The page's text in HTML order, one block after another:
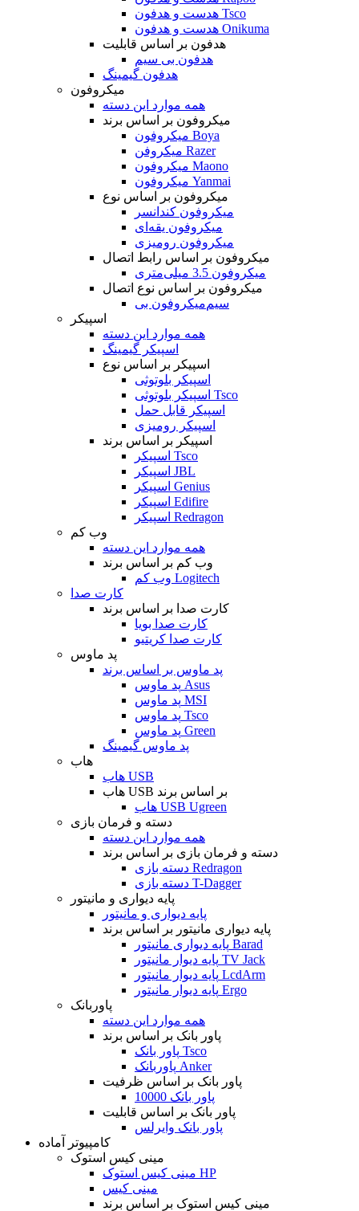
هدست و هدفون Tsco
هدست و هدفون Onikuma
هدفون بر اساس قابلیت
هدفون بی سیم
هدفون گیمینگ
میکروفون
همه موارد این دسته
میکروفون بر اساس برند
میکروفون Boya
میکروفن Razer
میکروفون Maono
میکروفون Yanmai
میکروفون بر اساس نوع
میکروفون کندانسر
میکروفون یقه‌ای
میکروفون رومیزی
میکروفون بر اساس رابط اتصال
میکروفون 3.5 میلی‌متری
میکروفون بر اساس نوع اتصال
میکروفون بی‌‎سیم
اسپیکر
همه موارد این دسته
اسپیکر گیمینگ
اسپیکر بر اساس نوع
اسپیکر بلوتوثی
اسپیکر بلوتوثی Tsco
اسپیکر قابل حمل
اسپیکر رومیزی
اسپیکر بر اساس برند
اسپیکر Tsco
اسپیکر JBL
اسپیکر Genius
اسپیکر Edifire
اسپیکر Redragon
وب کم
همه موارد این دسته
وب کم بر اساس برند
وب کم Logitech
کارت صدا
کارت صدا بر اساس برند
کارت صدا بویا
کارت صدا کریتیو
پد ماوس
پد ماوس بر اساس برند
پد ماوس Asus
پد ماوس MSI
پد ماوس Tsco
پد ماوس Green
پد ماوس گیمینگ
هاب
هاب USB
هاب USB بر اساس برند
هاب USB Ugreen
دسته و فرمان بازی
همه موارد این دسته
دسته و فرمان بازی بر اساس برند
دسته بازی Redragon
دسته بازی T-Dagger
پایه دیواری و مانیتور
پایه دیواری و مانیتور
پایه دیواری مانیتور بر اساس برند
پایه دیواری مانیتور Barad
پایه دیوار مانیتور TV Jack
پایه دیوار مانیتور LcdArm
پایه دیوار مانیتور Ergo
پاوربانک
همه موارد این دسته
پاور بانک بر اساس برند
پاور بانک Tsco
پاوربانک Anker
پاور بانک بر اساس ظرفیت
پاور بانک 10000
پاور بانک بر اساس قابلیت
پاور بانک وایرلس
کامپیوتر آماده
مینی کیس استوک
مینی کیس استوک HP
مینی کیس
مینی کیس استوک بر اساس برند